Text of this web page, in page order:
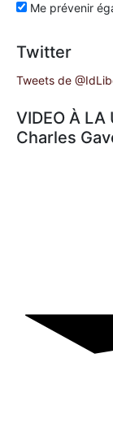
Me prévenir
Twitter
Tweets de
VIDEO À
Charles